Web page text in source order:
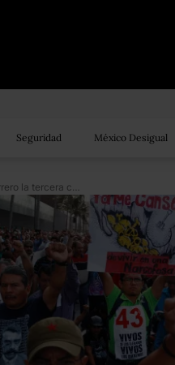
Seguridad México Desigual
Inicia marcha por Guerrero la tercera caravana de padres de normalistas